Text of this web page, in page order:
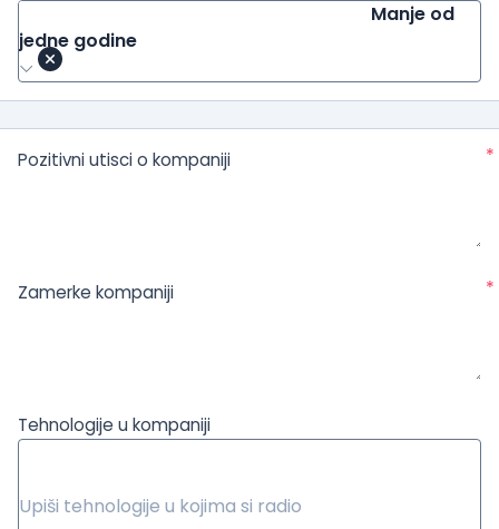
Manje od
jedne godine
Pozitivni utisci o kompaniji *
Zamerke kompaniji *
Tehnologije u kompaniji
Upiši tehnologije u kojima si radio